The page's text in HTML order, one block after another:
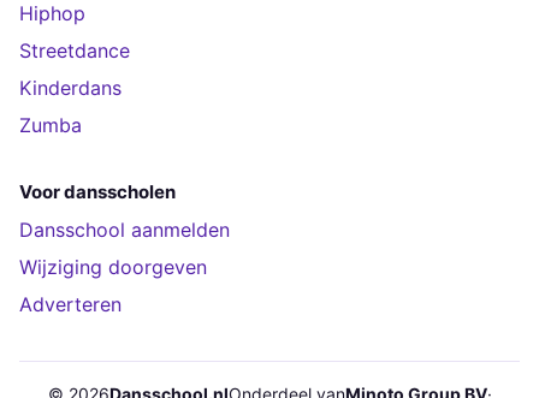
Hiphop
Streetdance
Kinderdans
Zumba
Voor dansscholen
Dansschool aanmelden
Wijziging doorgeven
Adverteren
© 2026Dansschool.nlOnderdeel vanMinoto Group BV·